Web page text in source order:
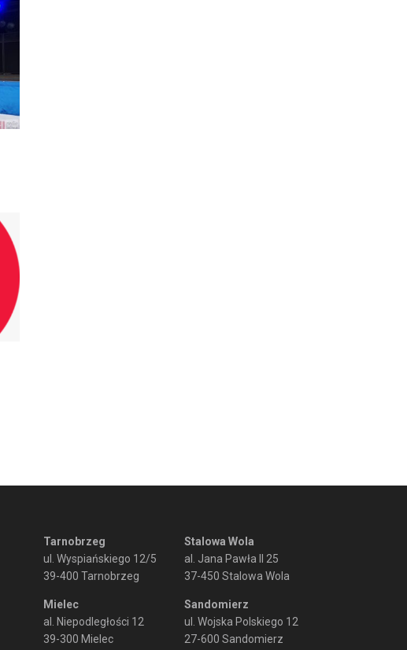
Tarnobrzeg
ul. Wyspiańskiego 12/5
39-400 Tarnobrzeg
Mielec
al. Niepodległości 12
39-300 Mielec
Stalowa Wola
al. Jana Pawła II 25
37-450 Stalowa Wola
Sandomierz
ul. Wojska Polskiego 12
27-600 Sandomierz